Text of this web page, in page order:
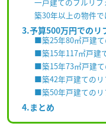
築30年以上の物件
3.予算500万円でのリ
■築25年80㎡戸建て
■築15年117㎡戸建
■築15年73㎡戸建て
■築42年戸建てのリ
■築50年戸建てのリ
4.まとめ